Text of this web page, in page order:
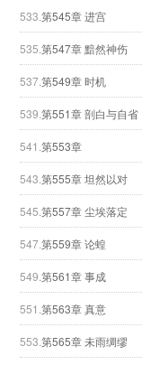
533. 第545章 进宫
535. 第547章 黯然神伤
537.第549章 时机
539. 第551章 剖白与自省
541. 第553章
543. 第555章 坦然以对
545. 第557章 尘埃落定
547.第559章 论蝗
549. 第561章 事成
551. 第563章 真意
553. 第565章 未雨绸缪